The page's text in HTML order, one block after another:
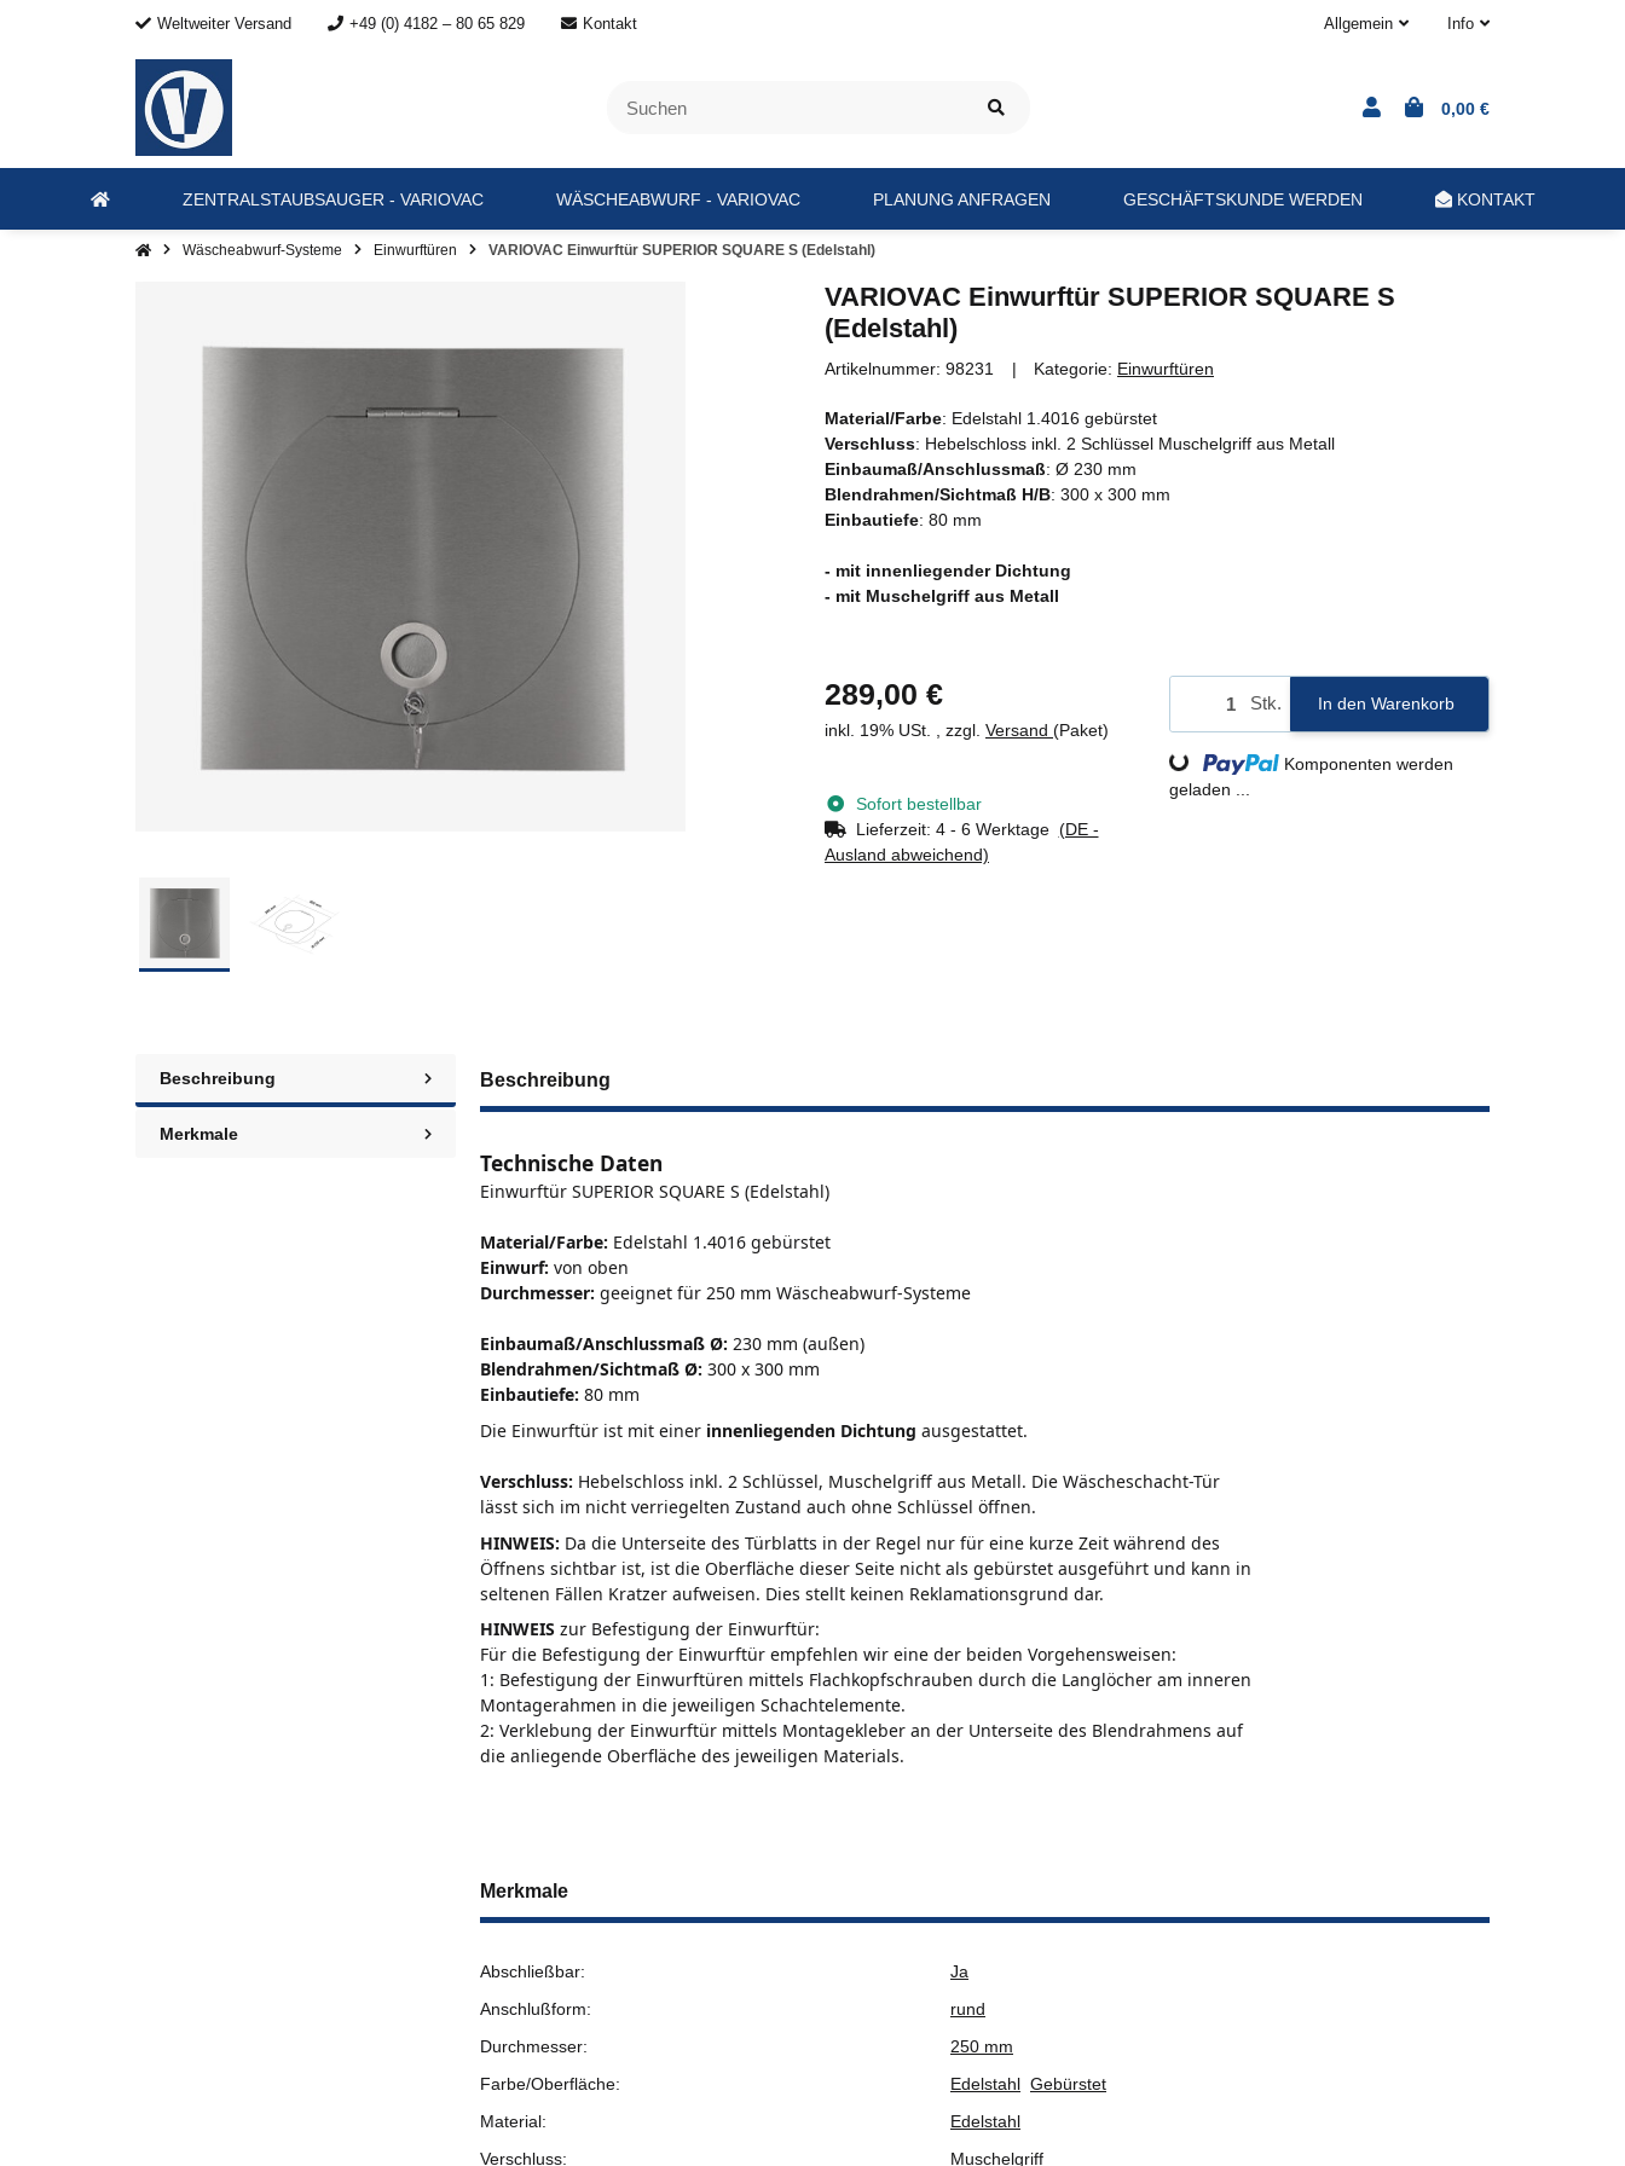
Weltweiter Versand +49 (0) 4182 – 80 65 829 Kontakt Allgemein Info
0,00 €
ZENTRALSTAUBSAUGER - VARIOVAC WÄSCHEABWURF - VARIOVAC PLANUNG ANFRAGEN GESCHÄFTSKUNDE WERDEN KONTAKT
Wäscheabwurf-Systeme Einwurftüren VARIOVAC Einwurftür SUPERIOR SQUARE S (Edelstahl)
VARIOVAC Einwurftür SUPERIOR SQUARE S
(Edelstahl)
Artikelnummer: 98231 Kategorie: Einwurftüren
Material/Farbe: Edelstahl 1.4016 gebürstet
Verschluss: Hebelschloss inkl. 2 Schlüssel Muschelgriff aus Metall
Einbaumaß/Anschlussmaß: Ø 230 mm
Blendrahmen/Sichtmaß H/B: 300 x 300 mm
Einbautiefe: 80 mm
- mit innenliegender Dichtung
- mit Muschelgriff aus Metall
289,00 €
inkl. 19% USt. , zzgl. Versand (Paket)
Sofort bestellbar
Lieferzeit: 4 - 6 Werktage (DE -
Ausland abweichend)
Stk. In den Warenkorb
Loading...
Komponenten werden
geladen ...
Beschreibung
Merkmale
Beschreibung
Technische Daten
Einwurftür SUPERIOR SQUARE S (Edelstahl)
Material/Farbe: Edelstahl 1.4016 gebürstet
Einwurf: von oben
Durchmesser: geeignet für 250 mm Wäscheabwurf-Systeme
Einbaumaß/Anschlussmaß Ø: 230 mm (außen)
Blendrahmen/Sichtmaß Ø: 300 x 300 mm
Einbautiefe: 80 mm
Die Einwurftür ist mit einer innenliegenden Dichtung ausgestattet.
Verschluss: Hebelschloss inkl. 2 Schlüssel, Muschelgriff aus Metall. Die Wäscheschacht-Tür
lässt sich im nicht verriegelten Zustand auch ohne Schlüssel öffnen.
HINWEIS: Da die Unterseite des Türblatts in der Regel nur für eine kurze Zeit während des
Öffnens sichtbar ist, ist die Oberfläche dieser Seite nicht als gebürstet ausgeführt und kann in
seltenen Fällen Kratzer aufweisen. Dies stellt keinen Reklamationsgrund dar.
HINWEIS zur Befestigung der Einwurftür:
Für die Befestigung der Einwurftür empfehlen wir eine der beiden Vorgehensweisen:
1: Befestigung der Einwurftüren mittels Flachkopfschrauben durch die Langlöcher am inneren
Montagerahmen in die jeweiligen Schachtelemente.
2: Verklebung der Einwurftür mittels Montagekleber an der Unterseite des Blendrahmens auf
die anliegende Oberfläche des jeweiligen Materials.
Merkmale
Abschließbar:
Ja
Anschlußform:
rund
Durchmesser:
250 mm
Farbe/Oberfläche:
Edelstahl Gebürstet
Material:
Edelstahl
Verschluss:
Muschelgriff